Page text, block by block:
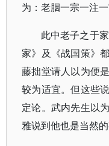
为：老胭一宗一注
此中老子之于
家》及《战国策》
藤拙堂请人以为便
较为适宜。但这些
定论。武内先生以
雅说到他也是当然的